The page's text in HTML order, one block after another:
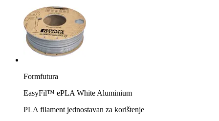
Formfutura
EasyFil™ ePLA White Aluminium
PLA filament jednostavan za korištenje